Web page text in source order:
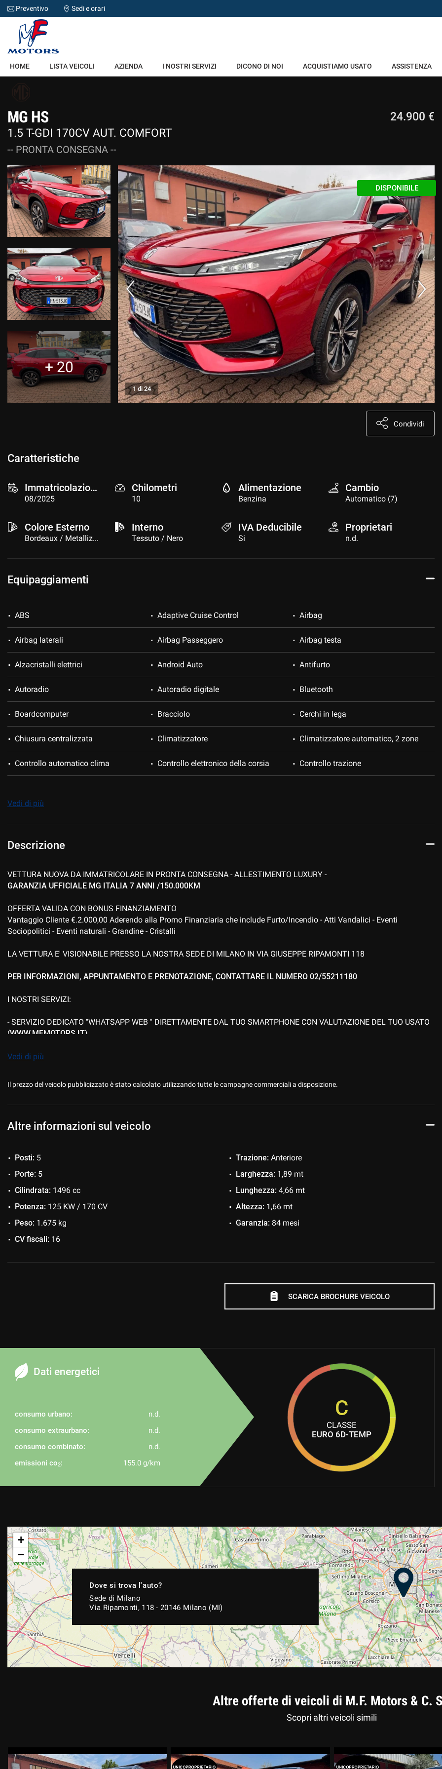
HOME
LISTA VEICOLI
I NOSTRI SERVIZI
ACQUISTIAMO USATO
ASSISTENZA
CONTATTI
CONTATTI
NEWS
AREA COMMERCIANTI
Preventivo Sedi e orari
HOME LISTA VEICOLI AZIENDA I NOSTRI SERVIZI DICONO DI NOI ACQUISTIAMO USATO ASSISTENZA
MG HS
1.5 T-GDI 170CV AUT. COMFORT
24.900 €
-- PRONTA CONSEGNA --
+ 20
DISPONIBILE
1 di 24
Condividi
Caratteristiche
Immatricolazione
08/2025
Chilometri
10
Alimentazione
Benzina
Cambio
Automatico (7)
Colore Esterno
Bordeaux / Metallizzato
Interno
Tessuto / Nero
IVA Deducibile
Si
Proprietari
n.d.
Equipaggiamenti
ABS Adaptive Cruise Control Airbag
Airbag laterali Airbag Passeggero Airbag testa
Alzacristalli elettrici Android Auto Antifurto
Autoradio Autoradio digitale Bluetooth
Boardcomputer Bracciolo Cerchi in lega
Chiusura centralizzata Climatizzatore Climatizzatore automatico, 2 zone
Controllo automatico clima Controllo elettronico della corsia Controllo trazione
Regolazione elettrica sedili Riconoscimento dei segnali stradali
Sensore di luce Sensore di pioggia
Servosterzo Sound system
Vedi di più
Descrizione
VETTURA NUOVA DA IMMATRICOLARE IN PRONTA CONSEGNA - ALLESTIMENTO LUXURY -
GARANZIA UFFICIALE MG ITALIA 7 ANNI /150.000KM
OFFERTA VALIDA CON BONUS FINANZIAMENTO
Vantaggio Cliente €.2.000,00 Aderendo alla Promo Finanziaria che include Furto/Incendio - Atti Vandalici - Eventi
Sociopolitici - Eventi naturali - Grandine - Cristalli
LA VETTURA E' VISIONABILE PRESSO LA NOSTRA SEDE DI MILANO IN VIA GIUSEPPE RIPAMONTI 118
PER INFORMAZIONI, APPUNTAMENTO E PRENOTAZIONE, CONTATTARE IL NUMERO 02/55211180
I NOSTRI SERVIZI:
- SERVIZIO DEDICATO ''WHATSAPP WEB '' DIRETTAMENTE DAL TUO SMARTPHONE CON VALUTAZIONE DEL TUO USATO
(WWW.MFMOTORS.IT)
- FINANZIAMENTI PERSONALIZZATI STANDARD, MAXIRATA O LEASING CON POSSIBILITA'
- VALUTAZIONE PERSONALIZZATA DEL VOSTRO USATO
EQUIPAGGIAMENTI E DEGLI ACCESSORI INDICATI.
Vedi di più
Il prezzo del veicolo pubblicizzato è stato calcolato utilizzando tutte le campagne commerciali a disposizione.
Altre informazioni sul veicolo
Posti: 5
Porte: 5
Cilindrata: 1496 cc
Potenza: 125 KW / 170 CV
Peso: 1.675 kg
CV fiscali: 16
Trazione: Anteriore
Larghezza: 1,89 mt
Lunghezza: 4,66 mt
Altezza: 1,66 mt
Garanzia: 84 mesi
SCARICA BROCHURE VEICOLO
Dati energetici
consumo urbano:
n.d.
consumo extraurbano:
n.d.
consumo combinato:
n.d.
emissioni co2: 155.0 g/km
C
CLASSE
EURO 6D-TEMP
Dove si trova l'auto?
Sede di Milano
Via Ripamonti, 118 - 20146 Milano (MI)
+
−
Altre offerte di veicoli di M.F. Motors & C.
Scopri altri veicoli simili